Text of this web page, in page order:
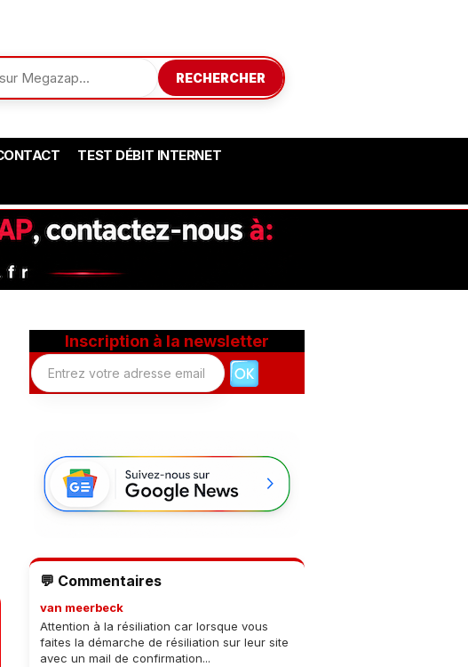
RECHERCHER
TEST DÉBIT INTERNET
Inscription à la newsletter
💬 Commentaires
van meerbeck
Attention à la résiliation car lorsque vous
faites la démarche de résiliation sur leur site
avec un mail de confirmation...